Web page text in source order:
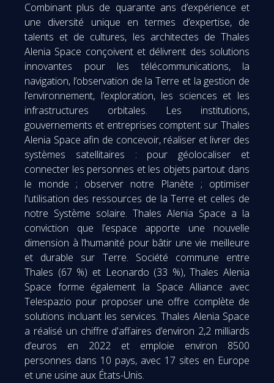
Combinant plus de quarante ans d’expérience et
une diversité unique en termes d’expertise, de
talents et de cultures, les architectes de Thales
Alenia Space conçoivent et délivrent des solutions
innovantes pour les télécommunications, la
navigation, l’observation de la Terre et la gestion de
l’environnement, l’exploration, les sciences et les
infrastructures orbitales. Les institutions,
gouvernements et entreprises comptent sur Thales
Alenia Space afin de concevoir, réaliser et livrer des
systèmes satellitaires : pour géolocaliser et
connecter les personnes et les objets partout dans
le monde ; observer notre Planète ; optimiser
l'utilisation des ressources de la Terre et celles de
notre Système solaire. Thales Alenia Space a la
conviction que l’espace apporte une nouvelle
dimension à l’humanité pour bâtir une vie meilleure
et durable sur Terre. Société commune entre
Thales (67 %) et Leonardo (33 %), Thales Alenia
Space forme également la Space Alliance avec
Telespazio pour proposer une offre complète de
solutions incluant les services. Thales Alenia Space
a réalisé un chiffre d'affaires d’environ 2,2 milliards
d’euros en 2022 et emploie environ 8500
personnes dans 10 pays, avec 17 sites en Europe
et une usine aux États-Unis.